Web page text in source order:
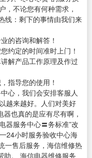
，不论您有何种需求，
线：剩下的事情由我们来
的咨询和解答！
约定的时间准时上门！
解产品工作原理及作过
指导您的使用！
心，我们会安排客服人
越来越好。人们对美好
也真的是应有尽有啊，
器服务中心〓务标准”改
24小时服务验收中心海
一售后服务，海信维修热
助。 海信电器维修服务